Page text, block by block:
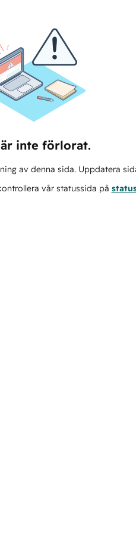
inte förlorat.
av denna sida. Uppdatera
vår statussida på